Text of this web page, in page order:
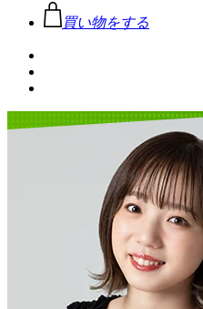
買い物をする